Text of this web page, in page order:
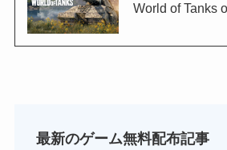
World of Tanks
最新のゲーム無料配布記事